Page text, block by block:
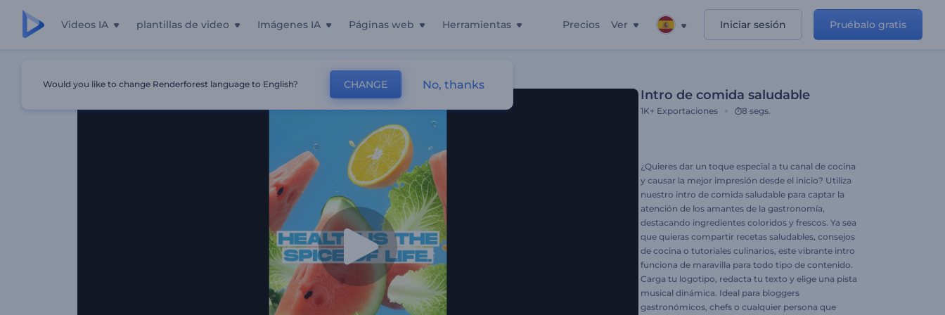
Videos IA plantillas de video Imágenes IA Páginas web Herramientas Precios Ver Iniciar sesión Pruébalo gratis
Intro de comida saludable
1K+ Exportaciones 8 segs.
¿Quieres dar un toque especial a tu canal de cocina
y causar la mejor impresión desde el inicio? Utiliza
nuestro intro de comida saludable para captar la
atención de los amantes de la gastronomía,
destacando ingredientes coloridos y frescos. Ya sea
que quieras compartir recetas saludables, consejos
de cocina o tutoriales culinarios, este vibrante intro
funciona de maravilla para todo tipo de contenido.
Carga tu logotipo, redacta tu texto y elige una pista
musical dinámica. Ideal para bloggers
gastronómicos, chefs o cualquier persona que
Would you like to change Renderforest language to English? CHANGE No, thanks